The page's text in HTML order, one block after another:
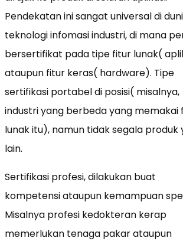
Pendekatan ini sangat universal di
teknologi infomasi industri, di mana
bersertifikat pada tipe fitur lunak(
ataupun fitur keras( hardware). Tipe
sertifikasi portabel di posisi( misalnya,
industri yang berbeda yang memakai
lunak itu), namun tidak segala produk
lain.
Sertifikasi profesi, dilakukan buat
kompetensi ataupun kemampuan
Misalnya profesi kedokteran kerap
memerlukan tenaga pakar ataupun